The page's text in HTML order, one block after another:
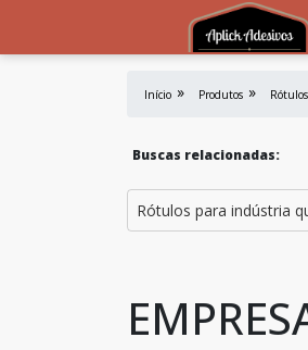
Início Produtos
Buscas relacionadas:
Rótulos para indústria